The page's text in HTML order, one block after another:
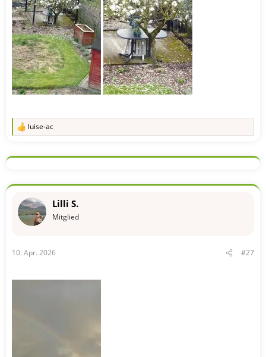
R
k
o
e
n
luise-ac
Lilli S.
Mitglied
10. Apr. 2026 #27